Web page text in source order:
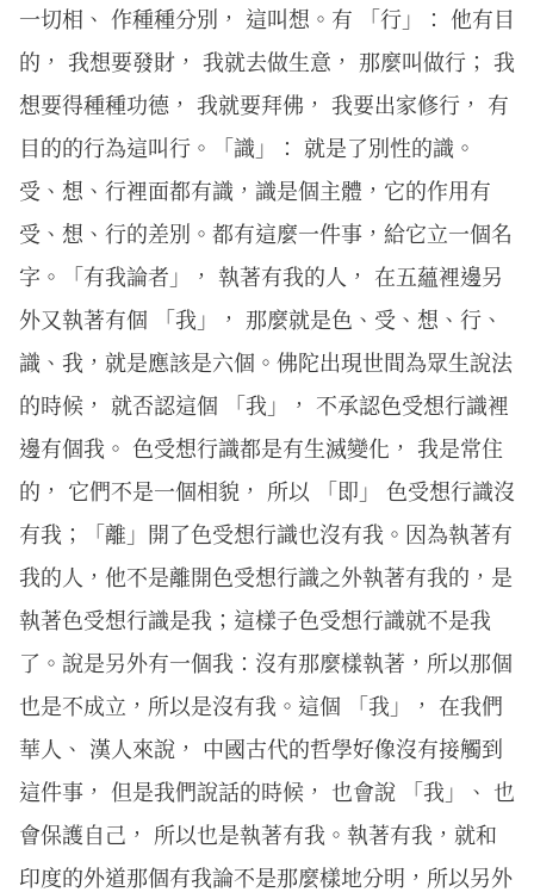
一切相、 作種種分別， 這叫想。有 「行」： 他有目
的， 我想要發財， 我就去做生意， 那麼叫做行； 我
想要得種種功德， 我就要拜佛， 我要出家修行， 有
目的的行為這叫行。「識」： 就是了別性的識。
受、想、行裡面都有識，識是個主體，它的作用有
受、想、行的差別。都有這麼一件事，給它立一個名
字。「有我論者」， 執著有我的人， 在五蘊裡邊另
外又執著有個 「我」， 那麼就是色、受、想、行、
識、我，就是應該是六個。佛陀出現世間為眾生說法
的時候， 就否認這個 「我」， 不承認色受想行識裡
邊有個我。 色受想行識都是有生滅變化， 我是常住
的， 它們不是一個相貌， 所以 「即」 色受想行識沒
有我；「離」開了色受想行識也沒有我。因為執著有
我的人，他不是離開色受想行識之外執著有我的，是
執著色受想行識是我；這樣子色受想行識就不是我
了。說是另外有一個我：沒有那麼樣執著，所以那個
也是不成立，所以是沒有我。這個 「我」， 在我們
華人、 漢人來說， 中國古代的哲學好像沒有接觸到
這件事， 但是我們說話的時候， 也會說 「我」、 也
會保護自己， 所以也是執著有我。執著有我，就和
印度的外道那個有我論不是那麼樣地分明，所以另外